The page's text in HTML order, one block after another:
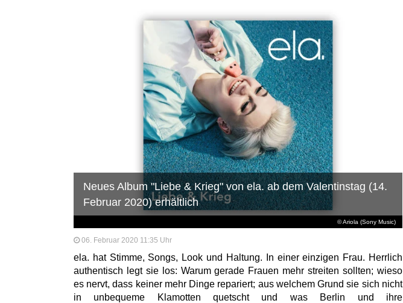
© Ariola (Sony Music)
Neues Album "Liebe & Krieg" von ela. ab dem Valentinstag (14.
Februar 2020) erhältlich
06. Februar 2020 11:35 Uhr
ela. hat Stimme, Songs, Look und Haltung. In einer einzigen Frau. Herrlich
authentisch legt sie los: Warum gerade Frauen mehr streiten sollten; wieso
es nervt, dass keiner mehr Dinge repariert; aus welchem Grund sie sich nicht
in unbequeme Klamotten quetscht und was Berlin und ihre